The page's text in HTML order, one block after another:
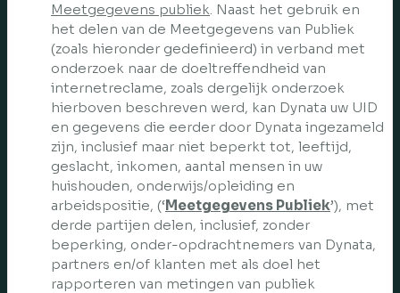
Meetgegevens publiek. Naast het gebruik en
het delen van de Meetgegevens van Publiek
(zoals hieronder gedefinieerd) in verband met
onderzoek naar de doeltreffendheid van
internetreclame, zoals dergelijk onderzoek
hierboven beschreven werd, kan Dynata uw UID
en gegevens die eerder door Dynata ingezameld
zijn, inclusief maar niet beperkt tot, leeftijd,
geslacht, inkomen, aantal mensen in uw
huishouden, onderwijs/opleiding en
arbeidspositie, (‘Meetgegevens Publiek’), met
derde partijen delen, inclusief, zonder
beperking, onder-opdrachtnemers van Dynata,
partners en/of klanten met als doel het
rapporteren van metingen van publiek